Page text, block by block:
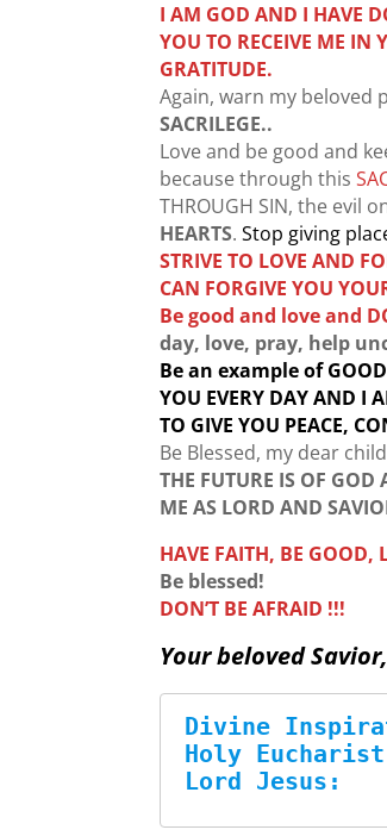
I AM GOD AND I HAVE
YOU TO RECEIVE ME IN
GRATITUDE.
Again, warn my beloved
SACRILEGE..
Love and be good and
because through this
THROUGH SIN, the evil
HEARTS.Stop giving
STRIVE TO LOVE AND
CAN FORGIVE YOU
Be good and love and
day, love, pray, help
Be an example of
YOU EVERY DAY AND I
TO GIVE YOU PEACE,
Be Blessed, my dear
THE FUTURE IS OF
ME AS LORD AND
HAVE FAITH, BE GOOD,
Be blessed!
DON’T BE AFRAID !!!
Your beloved
Divine
Holy
Lord Jesus: